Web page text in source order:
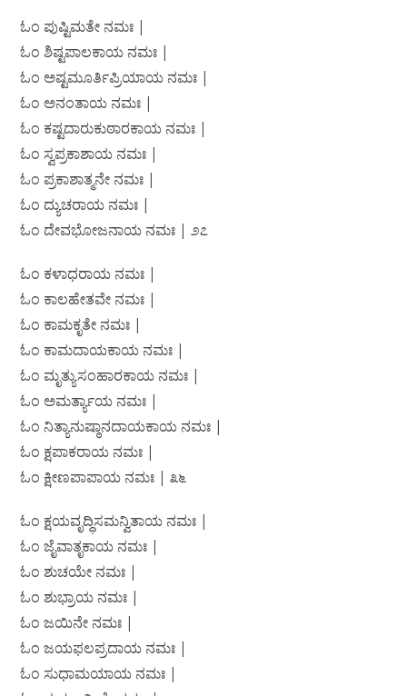
ಓಂ ಪುಷ್ಟಿಮತೇ ನಮಃ |
ಓಂ ಶಿಷ್ಟಪಾಲಕಾಯ ನಮಃ |
ಓಂ ಅಷ್ಟಮೂರ್ತಿಪ್ರಿಯಾಯ ನಮಃ |
ಓಂ ಅನಂತಾಯ ನಮಃ |
ಓಂ ಕಷ್ಟದಾರುಕುಠಾರಕಾಯ ನಮಃ |
ಓಂ ಸ್ವಪ್ರಕಾಶಾಯ ನಮಃ |
ಓಂ ಪ್ರಕಾಶಾತ್ಮನೇ ನಮಃ |
ಓಂ ದ್ಯುಚರಾಯ ನಮಃ |
ಓಂ ದೇವಭೋಜನಾಯ ನಮಃ | ೨೭
ಓಂ ಕಳಾಧರಾಯ ನಮಃ |
ಓಂ ಕಾಲಹೇತವೇ ನಮಃ |
ಓಂ ಕಾಮಕೃತೇ ನಮಃ |
ಓಂ ಕಾಮದಾಯಕಾಯ ನಮಃ |
ಓಂ ಮೃತ್ಯುಸಂಹಾರಕಾಯ ನಮಃ |
ಓಂ ಅಮರ್ತ್ಯಾಯ ನಮಃ |
ಓಂ ನಿತ್ಯಾನುಷ್ಠಾನದಾಯಕಾಯ ನಮಃ |
ಓಂ ಕ್ಷಪಾಕರಾಯ ನಮಃ |
ಓಂ ಕ್ಷೀಣಪಾಪಾಯ ನಮಃ | ೩೬
ಓಂ ಕ್ಷಯವೃದ್ಧಿಸಮನ್ವಿತಾಯ ನಮಃ |
ಓಂ ಜೈವಾತೃಕಾಯ ನಮಃ |
ಓಂ ಶುಚಯೇ ನಮಃ |
ಓಂ ಶುಭ್ರಾಯ ನಮಃ |
ಓಂ ಜಯಿನೇ ನಮಃ |
ಓಂ ಜಯಫಲಪ್ರದಾಯ ನಮಃ |
ಓಂ ಸುಧಾಮಯಾಯ ನಮಃ |